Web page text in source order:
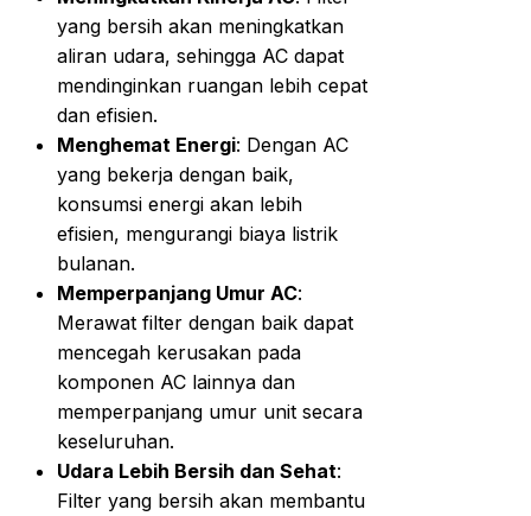
yang bersih akan meningkatkan
aliran udara, sehingga AC dapat
mendinginkan ruangan lebih cepat
dan efisien.
Menghemat Energi: Dengan AC
yang bekerja dengan baik,
konsumsi energi akan lebih
efisien, mengurangi biaya listrik
bulanan.
Memperpanjang Umur AC:
Merawat filter dengan baik dapat
mencegah kerusakan pada
komponen AC lainnya dan
memperpanjang umur unit secara
keseluruhan.
Udara Lebih Bersih dan Sehat:
Filter yang bersih akan membantu